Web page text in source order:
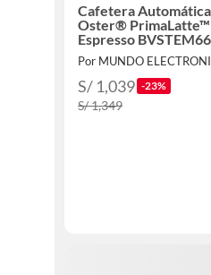
Cafetera Automática
Oster® PrimaLatte™
Espresso
Roja
Por MUNDO
S/ 1,039 -23%
S/ 1,349